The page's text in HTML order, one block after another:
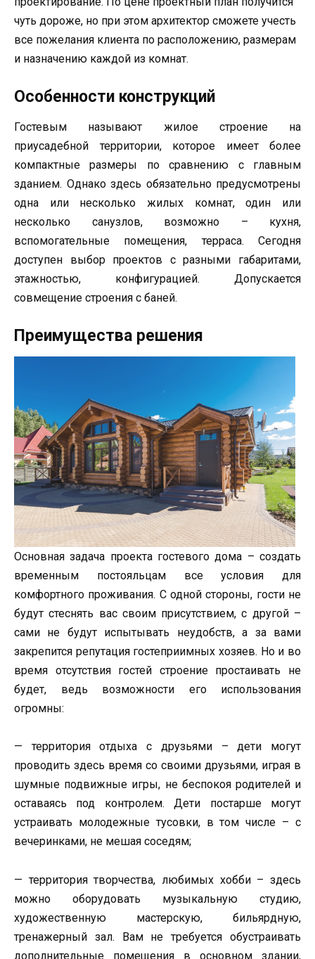
чуть дороже, но при этом архитектор сможете учесть
все пожелания клиента по расположению, размерам
и назначению каждой из комнат.
Особенности конструкций
Гостевым называют жилое строение на
приусадебной территории, которое имеет более
компактные размеры по сравнению с главным
зданием. Однако здесь обязательно предусмотрены
одна или несколько жилых комнат, один или
несколько санузлов, возможно – кухня,
вспомогательные помещения, терраса. Сегодня
доступен выбор проектов с разными габаритами,
этажностью, конфигурацией. Допускается
совмещение строения с баней.
Преимущества решения
Основная задача проекта гостевого дома – создать
временным постояльцам все условия для
комфортного проживания. С одной стороны, гости не
будут стеснять вас своим присутствием, с другой –
сами не будут испытывать неудобств, а за вами
закрепится репутация гостеприимных хозяев. Но и во
время отсутствия гостей строение простаивать не
будет, ведь возможности его использования
огромны:
— территория отдыха с друзьями – дети могут
проводить здесь время со своими друзьями, играя в
шумные подвижные игры, не беспокоя родителей и
оставаясь под контролем. Дети постарше могут
устраивать молодежные тусовки, в том числе – с
вечеринками, не мешая соседям;
— территория творчества, любимых хобби – здесь
можно оборудовать музыкальную студию,
художественную мастерскую, бильярдную,
тренажерный зал. Вам не требуется обустраивать
дополнительные помещения в основном здании,